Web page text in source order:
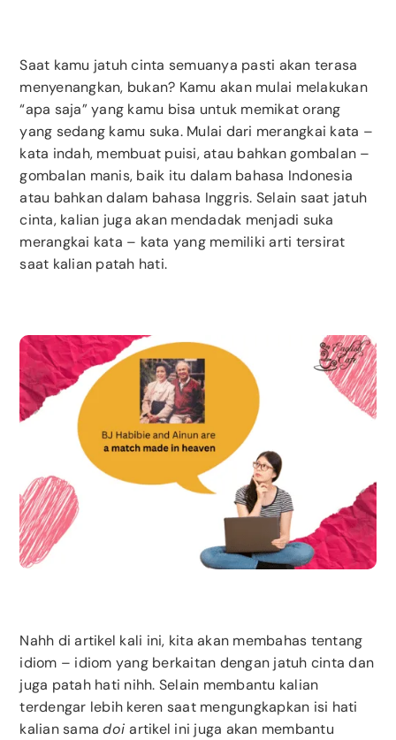
Saat kamu jatuh cinta semuanya pasti akan terasa
menyenangkan, bukan? Kamu akan mulai melakukan
“apa saja” yang kamu bisa untuk memikat orang
yang sedang kamu suka. Mulai dari merangkai kata –
kata indah, membuat puisi, atau bahkan gombalan –
gombalan manis, baik itu dalam bahasa Indonesia
atau bahkan dalam bahasa Inggris. Selain saat jatuh
cinta, kalian juga akan mendadak menjadi suka
merangkai kata – kata yang memiliki arti tersirat
saat kalian patah hati.
Nahh di artikel kali ini, kita akan membahas tentang
idiom – idiom yang berkaitan dengan jatuh cinta dan
juga patah hati nihh. Selain membantu kalian
terdengar lebih keren saat mengungkapkan isi hati
kalian samadoiartikel ini juga akan membantu